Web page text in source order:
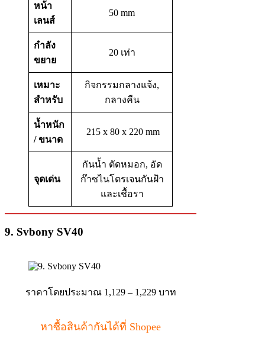
หน้า
เลนส์
50 mm
กำลัง
ขยาย
20 เท่า
เหมาะ
สำหรับ
กิจกรรมกลางแจ้ง,
กลางคืน
น้ำหนัก
/ ขนาด
215 x 80 x 220 mm
จุดเด่น
กันน้ำ ตัดหมอก, อัด
ก๊าซไนโตรเจนกันฝ้า
และเชื้อรา
9. Svbony SV40
ราคาโดยประมาณ 1,129 – 1,229 บาท
หาซื้อสินค้ากันได้ที่ Shopee